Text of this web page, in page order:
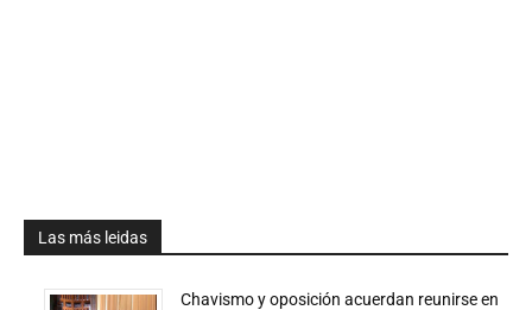
Las más leidas
Chavismo y oposición acuerdan reunirse en